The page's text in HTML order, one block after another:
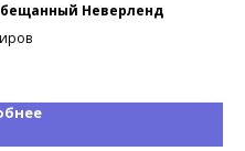
Неверленд